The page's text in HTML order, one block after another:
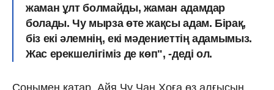
жаман ұлт болмайды, жаман адамдар
болады. Чу мырза өте жақсы адам. Бірақ,
біз екі әлемнің, екі мәдениеттің адамымыз.
Жас ерекшелігіміз де көп", -деді ол.